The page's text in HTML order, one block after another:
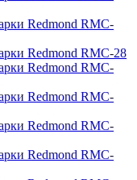
Redmond RMC-
Redmond RMC-28
Redmond RMC-
Redmond RMC-
Redmond RMC-
Redmond RMC-